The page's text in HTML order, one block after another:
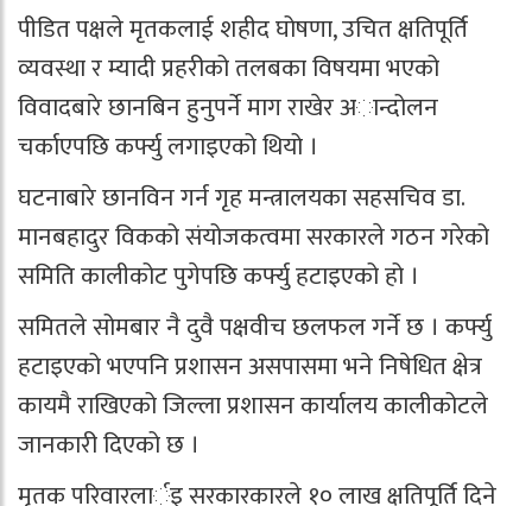
पीडित पक्षले मृतकलाई शहीद घोषणा, उचित क्षतिपूर्ति
व्यवस्था र म्यादी प्रहरीको तलबका विषयमा भएको
विवादबारे छानबिन हुनुपर्ने माग राखेर अान्दोलन
चर्काएपछि कर्फ्यु लगाइएको थियो ।
घटनाबारे छानविन गर्न गृह मन्त्रालयका सहसचिव डा.
मानबहादुर विकको संयोजकत्वमा सरकारले गठन गरेको
समिति कालीकोट पुगेपछि कर्फ्यु हटाइएको हो ।
समितले सोमबार नै दुवै पक्षवीच छलफल गर्ने छ । कर्फ्यु
हटाइएको भएपनि प्रशासन असपासमा भने निषेधित क्षेत्र
कायमै राखिएको जिल्ला प्रशासन कार्यालय कालीकोटले
जानकारी दिएको छ ।
मृतक परिवारलार्इ सरकारकारले १० लाख क्षतिपूर्ति दिने